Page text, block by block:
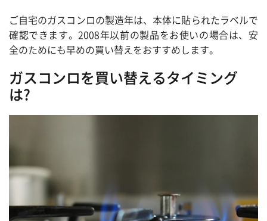
ご自宅のガスコンロの製造年は、本体に貼られたラベルで
確認できます。2008年以前の製品をお使いの場合は、安
全のためにも早めの買い替えをおすすめします。
ガスコンロを買い替えるタイミング
は?